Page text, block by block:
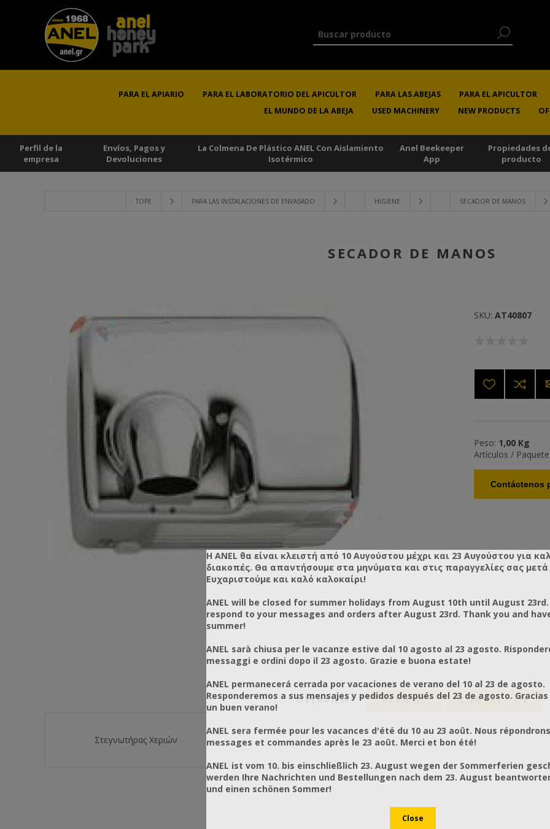
PARA EL APIARIO PARA EL LABORATORIO DEL APICULTOR PARA LAS ABEJAS PARA EL APICULTOR
EL MUNDO DE LA ABEJA
USED MACHINERY NEW PRODUCTS
Perfil de la
empresa
Envíos, Pagos y
Devoluciones
La Colmena De Plástico ANEL Con Aislamiento
Isotérmico
Anel Beekeeper
App
Propiedades
producto
TOPE PARA LAS INSTALACIONES DE ENVASADO HIGIENE SECADOR DE MANOS
SECADOR DE MANOS
SKU: AT40807
Peso: 1,00 Kg
Artículos / Paquete:
Contáctenos
OVERVIEW REVIEWS CONTACT US
Στεγνωτήρας Χεριών
Η ANEL θα είναι κλειστή από 10 Αυγούστου μέχρι και 23 Αυγούστου για
διακοπές. Θα απαντήσουμε στα μηνύματα και στις παραγγελίες σας μετά
Ευχαριστούμε και καλό καλοκαίρι!
ANEL will be closed for summer holidays from August 10th until August
respond to your messages and orders after August 23rd. Thank you and
summer!
ANEL sarà chiusa per le vacanze estive dal 10 agosto al 23 agosto.
messaggi e ordini dopo il 23 agosto. Grazie e buona estate!
ANEL permanecerá cerrada por vacaciones de verano del 10 al 23 de agosto.
Responderemos a sus mensajes y pedidos después del 23 de agosto.
un buen verano!
ANEL sera fermée pour les vacances d'été du 10 au 23 août. Nous
messages et commandes après le 23 août. Merci et bon été!
ANEL ist vom 10. bis einschließlich 23. August wegen der Sommerferien
werden Ihre Nachrichten und Bestellungen nach dem 23. August
und einen schönen Sommer!